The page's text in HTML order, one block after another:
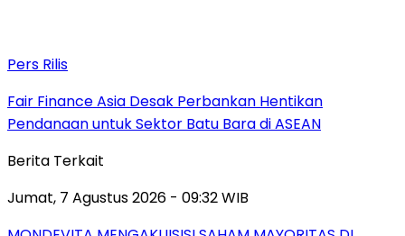
Pers Rilis
Fair Finance Asia Desak Perbankan Hentikan
Pendanaan untuk Sektor Batu Bara di ASEAN
Berita Terkait
Jumat, 7 Agustus 2026 - 09:32 WIB